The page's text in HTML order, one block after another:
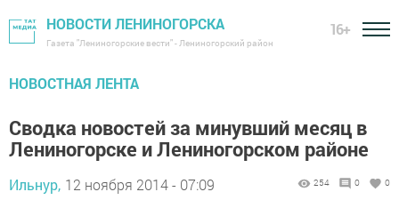
НОВОСТИ ЛЕНИНОГОРСКА
Газета "Лениногорские вести" - Лениногорский район
16+
НОВОСТНАЯ ЛЕНТА
Сводка новостей за минувший месяц в
Лениногорске и Лениногорском районе
Ильнур, 12 ноября 2014 - 07:09 254 0 0